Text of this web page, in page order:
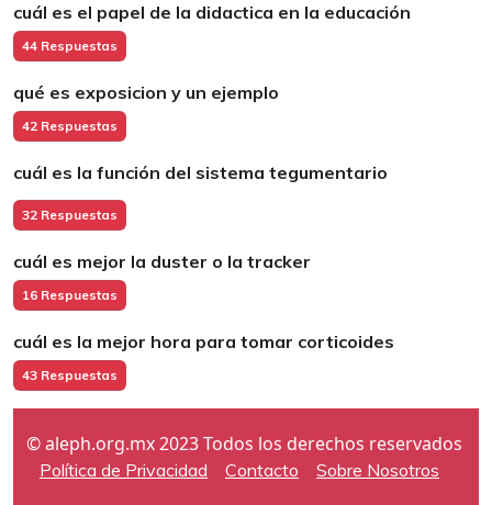
cuál es el papel de la didactica en la educación
44 Respuestas
qué es exposicion y un ejemplo
42 Respuestas
cuál es la función del sistema tegumentario
32 Respuestas
cuál es mejor la duster o la tracker
16 Respuestas
cuál es la mejor hora para tomar corticoides
43 Respuestas
© aleph.org.mx 2023 Todos los derechos reservados
Política de Privacidad Contacto Sobre Nosotros